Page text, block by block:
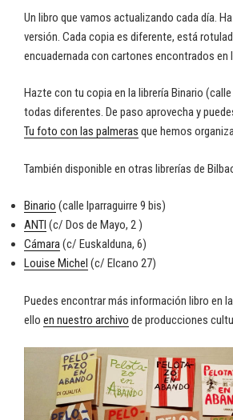
Un libro que vamos actualizando cada día.
versión. Cada copia es diferente, está
encuadernada con cartones encontrados en
Hazte con tu copia en la librería Binario
todas diferentes. De paso aprovecha y
Tu foto con las palmeras que hemos
También disponible en otras librerías de
Binario (calle Iparraguirre 9 bis)
ANTI (c/ Dos de Mayo, 2 )
Cámara(c/ Euskalduna, 6)
Louise Michel (c/ Elcano 27)
Puedes encontrar más información libro en
ello en nuestro archivo de producciones